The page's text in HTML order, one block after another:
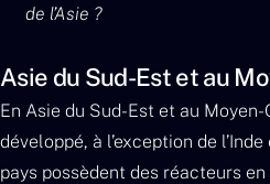
de l’Asie ?
Asie du Sud-Est et au
En Asie du Sud-Est et au
développé, à l’exception de
pays possèdent des réacteurs